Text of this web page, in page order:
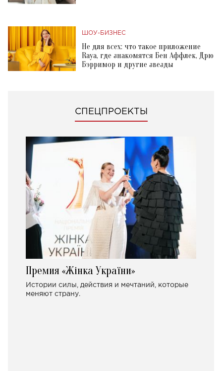
ШОУ-БИЗНЕС
Не для всех: что такое приложение
Raya, где знакомятся Бен Аффлек, Дрю
Бэрримор и другие звезды
СПЕЦПРОЕКТЫ
Премия «Жінка України»
Истории силы, действия и мечтаний, которые
меняют страну.